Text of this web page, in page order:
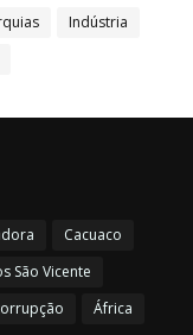
Indústria
Cacuaco
São Vicente
África